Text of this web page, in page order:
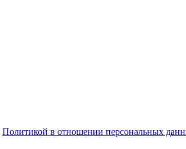
Политикой в отношении персональных